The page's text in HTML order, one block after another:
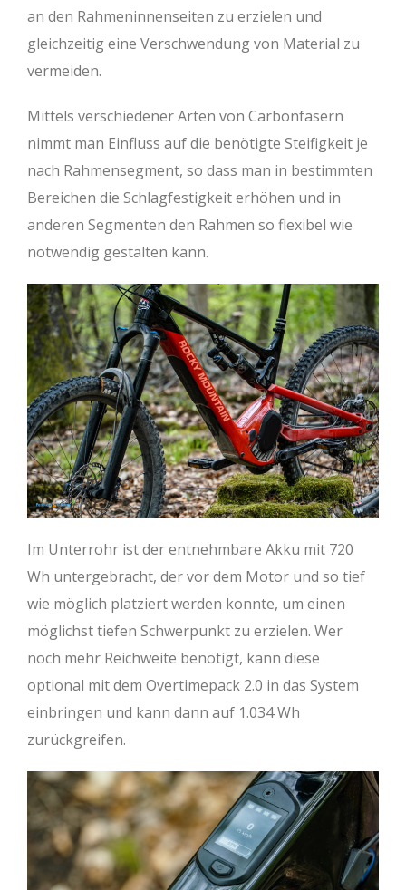
an den Rahmeninnenseiten zu erzielen und
gleichzeitig eine Verschwendung von Material zu
vermeiden.
Mittels verschiedener Arten von Carbonfasern
nimmt man Einfluss auf die benötigte Steifigkeit je
nach Rahmensegment, so dass man in bestimmten
Bereichen die Schlagfestigkeit erhöhen und in
anderen Segmenten den Rahmen so flexibel wie
notwendig gestalten kann.
Im Unterrohr ist der entnehmbare Akku mit 720
Wh untergebracht, der vor dem Motor und so tief
wie möglich platziert werden konnte, um einen
möglichst tiefen Schwerpunkt zu erzielen. Wer
noch mehr Reichweite benötigt, kann diese
optional mit dem Overtimepack 2.0 in das System
einbringen und kann dann auf 1.034 Wh
zurückgreifen.